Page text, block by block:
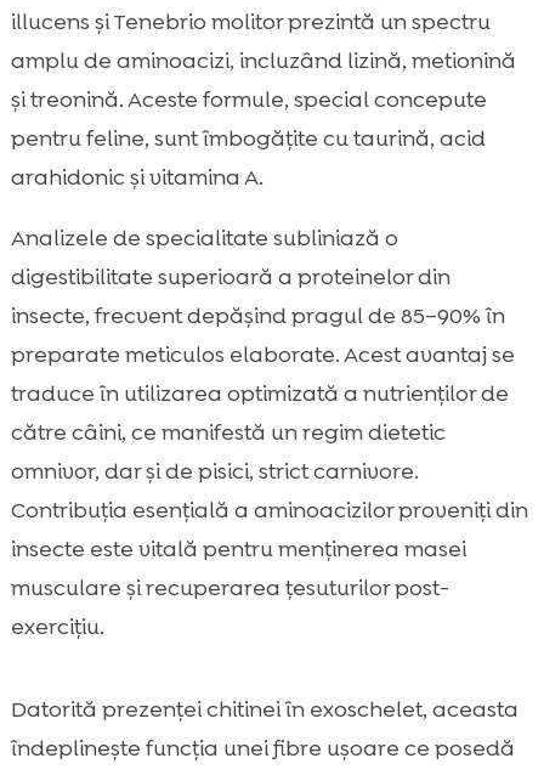
illucens și Tenebrio molitor prezintă un spectru
amplu de aminoacizi, incluzând lizină, metionină
și treonină. Aceste formule, special concepute
pentru feline, sunt îmbogățite cu taurină, acid
arahidonic și vitamina A.
Analizele de specialitate subliniază o
digestibilitate superioară a proteinelor din
insecte, frecvent depășind pragul de 85–90% în
preparate meticulos elaborate. Acest avantaj se
traduce în utilizarea optimizată a nutrienților de
către câini, ce manifestă un regim dietetic
omnivor, dar și de pisici, strict carnivore.
Contribuția esențială a aminoacizilor proveniți din
insecte este vitală pentru menținerea masei
musculare și recuperarea țesuturilor post-
exercițiu.
Datorită prezenței chitinei în exoschelet, aceasta
îndeplinește funcția unei fibre ușoare ce posedă